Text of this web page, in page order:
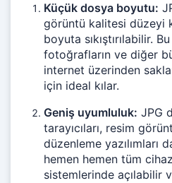
Küçük dosya boyutu:
görüntü kalitesi düzeyi
boyuta sıkıştırılabilir.
fotoğrafların ve diğer
internet üzerinden
için ideal kılar.
Geniş uyumluluk: JPG
tarayıcıları, resim
düzenleme yazılımları
hemen hemen tüm
sistemlerinde açılabilir